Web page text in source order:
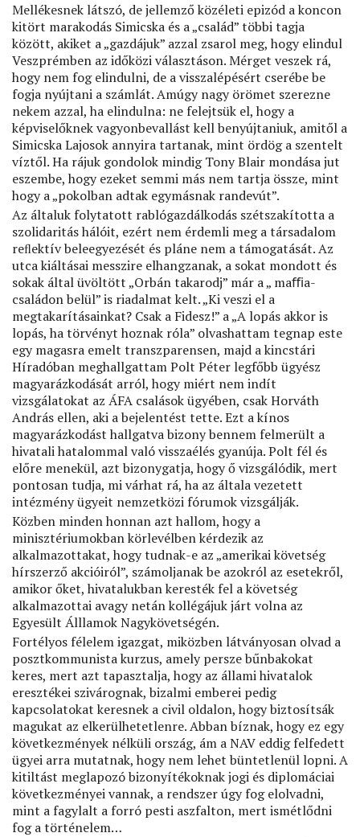
Mellékesnek látszó, de jellemző közéleti epizód a koncon
kitört marakodás Simicska és a „család” többi tagja
között, akiket a „gazdájuk” azzal zsarol meg, hogy elindul
Veszprémben az időközi választáson. Mérget veszek rá,
hogy nem fog elindulni, de a visszalépésért cserébe be
fogja nyújtani a számlát. Amúgy nagy örömet szerezne
nekem azzal, ha elindulna: ne felejtsük el, hogy a
képviselőknek vagyonbevallást kell benyújtaniuk, amitől a
Simicska Lajosok annyira tartanak, mint ördög a szentelt
víztől. Ha rájuk gondolok mindig Tony Blair mondása jut
eszembe, hogy ezeket semmi más nem tartja össze, mint
hogy a „pokolban adtak egymásnak randevút”.
Az általuk folytatott rablógazdálkodás szétszakította a
szolidaritás hálóit, ezért nem érdemli meg a társadalom
reﬂektív beleegyezését és pláne nem a támogatását. Az
utca kiáltásai messzire elhangzanak, a sokat mondott és
sokak által üvöltött „Orbán takarodj” már a „ maﬃa-
családon belül” is riadalmat kelt. „Ki veszi el a
megtakarításainkat? Csak a Fidesz!” a „A lopás akkor is
lopás, ha törvényt hoznak róla” olvashattam tegnap este
egy magasra emelt transzparensen, majd a kincstári
Híradóban meghallgattam Polt Péter legfőbb ügyész
magyarázkodását arról, hogy miért nem indít
vizsgálatokat az ÁFA csalások ügyében, csak Horváth
András ellen, aki a bejelentést tette. Ezt a kínos
magyarázkodást hallgatva bizony bennem felmerült a
hivatali hatalommal való visszaélés gyanúja. Polt fél és
előre menekül, azt bizonygatja, hogy ő vizsgálódik, mert
pontosan tudja, mi várhat rá, ha az általa vezetett
intézmény ügyeit nemzetközi fórumok vizsgálják.
Közben minden honnan azt hallom, hogy a
minisztériumokban körlevélben kérdezik az
alkalmazottakat, hogy tudnak-e az „amerikai követség
hírszerző akcióiról”, számoljanak be azokról az esetekről,
amikor őket, hivatalukban keresték fel a követség
alkalmazottai avagy netán kollégájuk járt volna az
Egyesült Álllamok Nagykövetségén.
Fortélyos félelem igazgat, miközben látványosan olvad a
posztkommunista kurzus, amely persze bűnbakokat
keres, mert azt tapasztalja, hogy az állami hivatalok
eresztékei szivárognak, bizalmi emberei pedig
kapcsolatokat keresnek a civil oldalon, hogy biztosítsák
magukat az elkerülhetetlenre. Abban bíznak, hogy ez egy
következmények nélküli ország, ám a NAV eddig felfedett
ügyei arra mutatnak, hogy nem lehet büntetlenül lopni. A
kitiltást meglapozó bizonyítékoknak jogi és diplomáciai
következményei vannak, a rendszer úgy fog elolvadni,
mint a fagylalt a forró pesti aszfalton, mert ismétlődni
fog a történelem…